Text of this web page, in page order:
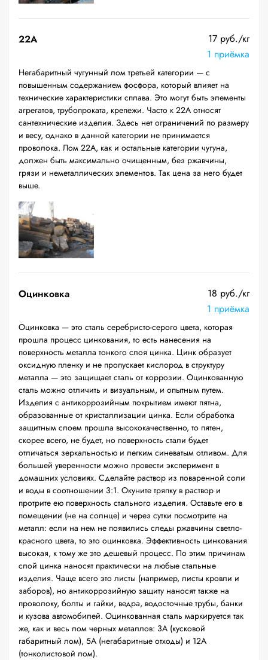
22A
17 руб./кг
1 приёмка
Негабаритный чугунный лом третьей категории — с
повышенным содержанием фосфора, который влияет на
технические характеристики сплава. Это могут быть элементы
агрегатов, трубопроката, крепежи. Часто к 22А относят
сантехнические изделия. Здесь нет ограничений по размеру
и весу, однако в данной категории не принимается
проволока. Лом 22А, как и остальные категории чугуна,
должен быть максимально очищенным, без ржавчины,
грязи и неметаллических элементов. Так цена за него будет
выше.
Оцинковка
18 руб./кг
1 приёмка
Оцинковка — это сталь серебристо-серого цвета, которая
прошла процесс цинкования, то есть нанесения на
поверхность металла тонкого слоя цинка. Цинк образует
оксидную пленку и не пропускает кислород в структуру
металла — это защищает сталь от коррозии. Оцинкованную
сталь можно отличить и визуальным, и опытным путем.
Изделия с антикоррозийным покрытием имеют пятна,
образованные от кристаллизации цинка. Если обработка
защитным слоем прошла высококачественно, то пятен,
скорее всего, не будет, но поверхность стали будет
отличаться зеркальностью и легким синеватым отливом. Для
большей уверенности можно провести эксперимент в
домашних условиях. Сделайте раствор из поваренной соли
и воды в соотношении 3:1. Окуните тряпку в раствор и
протрите ею поверхность стального изделия. Оставьте его в
помещении (не на солнце) и через сутки посмотрите на
металл: если на нем не появились следы ржавчины светло-
красного цвета, то это оцинковка. Эффективность цинкования
высокая, к тому же это дешевый процесс. По этим причинам
слой цинка наносят практически на любые стальные
изделия. Чаще всего это листы (например, листы кровли и
заборов), но антикоррозийную защиту наносят также на
проволоку, болты и гайки, ведра, водосточные трубы, банки
и кузова автомобилей. Оцинкованная сталь маркируется так
же, как и весь лом черных металлов: 3А (кусковой
габаритный лом), 5А (негабаритные отходы) и 12А
(тонколистовой лом).